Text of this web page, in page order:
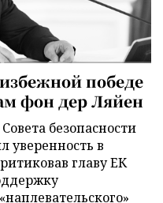
победе
фон дер Ляйен
безопасности
уверенность в
главу ЕК